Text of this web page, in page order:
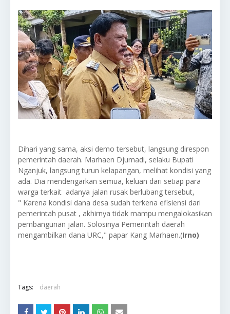
Dihari yang sama, aksi demo tersebut, langsung direspon
pemerintah daerah. Marhaen Djumadi, selaku Bupati
Nganjuk, langsung turun kelapangan, melihat kondisi yang
ada. Dia mendengarkan semua, keluan dari setiap para
warga terkait adanya jalan rusak berlubang tersebut,
" Karena kondisi dana desa sudah terkena efisiensi dari
pemerintah pusat , akhirnya tidak mampu mengalokasikan
pembangunan jalan. Solosinya Pemerintah daerah
mengambilkan dana URC," papar Kang Marhaen.(Irno)
Tags: daerah